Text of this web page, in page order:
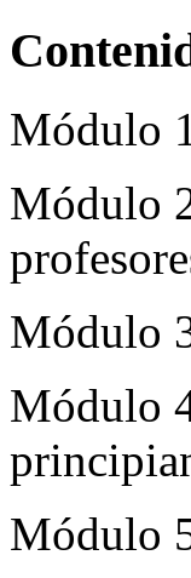
Módulo
Módulo
Módulo
Módulo
Módulo